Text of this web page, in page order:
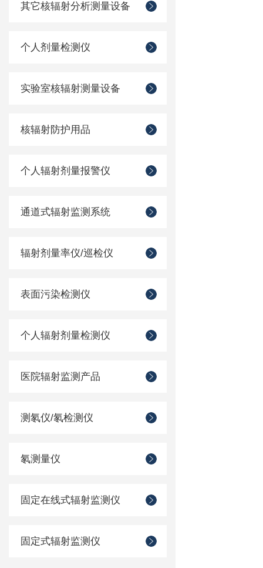
其它核辐射分析测量设备
个人剂量检测仪
实验室核辐射测量设备
核辐射防护用品
个人辐射剂量报警仪
通道式辐射监测系统
辐射剂量率仪/巡检仪
表面污染检测仪
个人辐射剂量检测仪
医院辐射监测产品
测氡仪/氡检测仪
氡测量仪
固定在线式辐射监测仪
固定式辐射监测仪